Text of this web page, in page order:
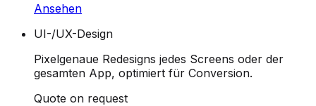
Ansehen
UI-/UX-Design
Pixelgenaue Redesigns jedes Screens oder der
gesamten App, optimiert für Conversion.
Quote on request